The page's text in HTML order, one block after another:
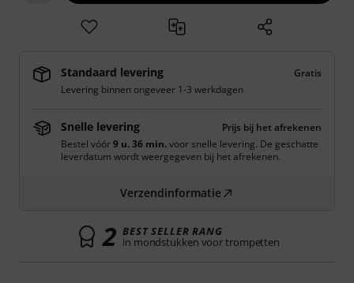
Standaard levering
Gratis
Levering binnen ongeveer 1-3 werkdagen
Snelle levering
Prijs bij het afrekenen
Bestel vóór9 u. 36 min.voor snelle levering. De geschatte
leverdatum wordt weergegeven bij het afrekenen.
Verzendinformatie
2 BEST SELLER RANG
in mondstukken voor trompetten